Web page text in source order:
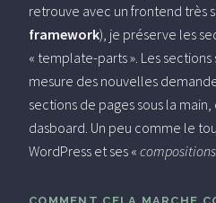
retrouve avec un frontend très
framework), je préserve les
« template-parts ». Les
mesure des nouvelles
sections de pages sous la
dasboard. Un peu comme le
WordPress et ses « compositions